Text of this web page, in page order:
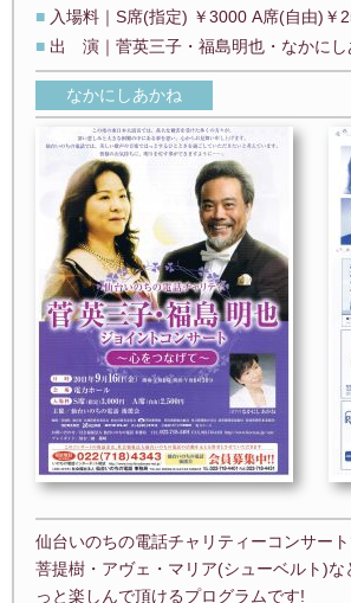
■ 入場料｜S席(指定) ￥3000 A席(自由)￥
■ 出 演｜菅英三子・福島明也・なかにし
なかにしあかね
仙台いのちの電話チャリティーコンサート
菩提樹・アヴェ・マリア(シューベルト)
っと楽しんで頂けるプログラムです!